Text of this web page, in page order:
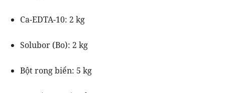
Ca-EDTA-10: 2 kg
Solubor (Bo): 2 kg
Bột rong biển: 5 kg